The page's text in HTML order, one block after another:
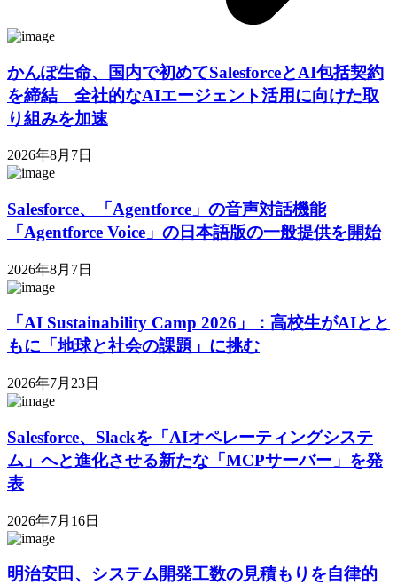
かんぽ生命、国内で初めてSalesforceとAI包括契約
を締結 全社的なAIエージェント活用に向けた取
り組みを加速
2026年8月7日
Salesforce、「Agentforce」の音声対話機能
「Agentforce Voice」の日本語版の一般提供を開始
2026年8月7日
「AI Sustainability Camp 2026」：高校生がAIとと
もに「地球と社会の課題」に挑む
2026年7月23日
Salesforce、Slackを「AIオペレーティングシステ
ム」へと進化させる新たな「MCPサーバー」を発
表
2026年7月16日
明治安田、システム開発工数の見積もりを自律的